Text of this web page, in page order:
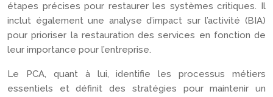
étapes précises pour restaurer les systèmes critiques. Il
inclut également une analyse d’impact sur l’activité (BIA)
pour prioriser la restauration des services en fonction de
leur importance pour l’entreprise.
Le PCA, quant à lui, identifie les processus métiers
essentiels et définit des stratégies pour maintenir un